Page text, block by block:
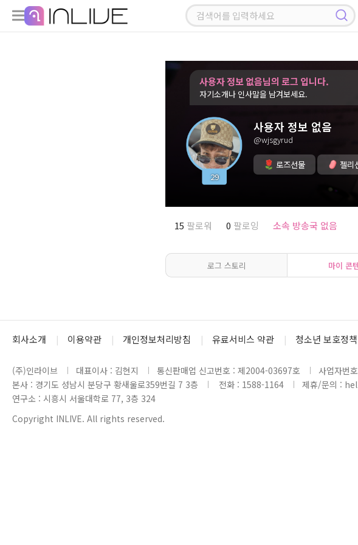
사용자 정보 없음님의 로그 입니다.
자기소개나 인사말을 남겨보세요.
29
사용자 정보 없음
@wjsgyrud
로즈선물 젤리
15 팔로워 0 팔로잉 소속 방송국 없음
로그 스토리 마이 콘
회사소개 이용약관 개인정보처리방침 유료서비스 약관 청소년 보호정책
(주)인라이브 대표이사 : 김현지 통신판매업 신고번호 : 제2004-03697호
사업자번
본사 : 경기도 성남시 분당구 황새울로359번길 7 3층
전화 : 1588-1164 제휴/문의 :
연구소 : 시흥시 서울대학로 77, 3층 324
Copyright INLIVE. All rights reserved.